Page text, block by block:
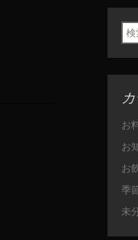
検
お
お
お
季
未